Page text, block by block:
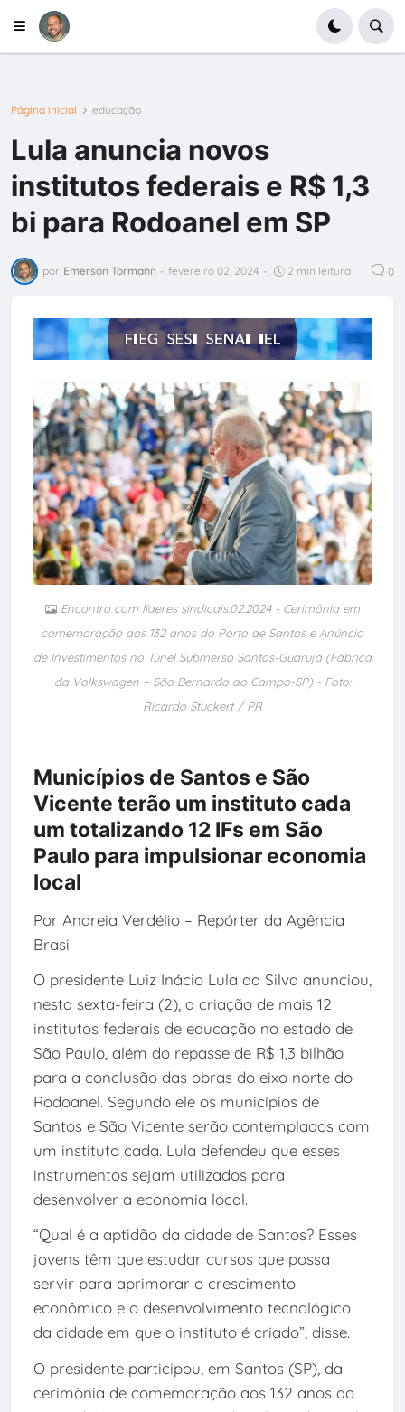
Página inicial educação
Lula anuncia novos
institutos federais e R$ 1,3
bi para Rodoanel em SP
por Emerson Tormann - fevereiro 02, 2024 - 2 min leitura 0
Encontro com líderes sindicais.02.2024 - Cerimônia em
comemoração aos 132 anos do Porto de Santos e Anúncio
de Investimentos no Túnel Submerso Santos-Guarujá (Fábrica
da Volkswagen – São Bernardo do Campo-SP) - Foto:
Ricardo Stuckert / PR
Municípios de Santos e São
Vicente terão um instituto cada
um totalizando 12 IFs em São
Paulo para impulsionar economia
local
Por Andreia Verdélio – Repórter da Agência
Brasi
O presidente Luiz Inácio Lula da Silva anunciou,
nesta sexta-feira (2), a criação de mais 12
institutos federais de educação no estado de
São Paulo, além do repasse de R$ 1,3 bilhão
para a conclusão das obras do eixo norte do
Rodoanel. Segundo ele os municípios de
Santos e São Vicente serão contemplados com
um instituto cada. Lula defendeu que esses
instrumentos sejam utilizados para
desenvolver a economia local.
“Qual é a aptidão da cidade de Santos? Esses
jovens têm que estudar cursos que possa
servir para aprimorar o crescimento
econômico e o desenvolvimento tecnológico
da cidade em que o instituto é criado”, disse.
O presidente participou, em Santos (SP), da
cerimônia de comemoração aos 132 anos do